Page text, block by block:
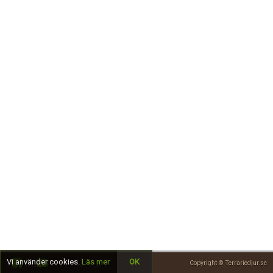
Copyright © Terrariedjur.se
Vi använder cookies. Läs mer OK